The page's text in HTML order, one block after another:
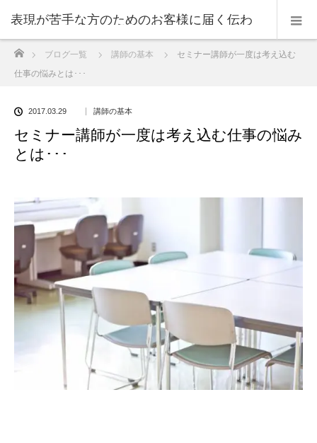
表現が苦手な方のためのお客様に届く伝わ
る表現のコツ
ブログ一覧 講師の基本
セミナー講師が一度は考え込む
仕事の悩みとは･･･
2017.03.29 講師の基本
セミナー講師が一度は考え込む仕事の悩み
とは･･･